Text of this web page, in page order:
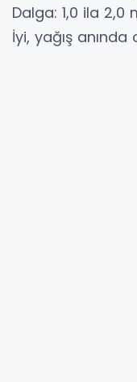
Dalga: 1,0 ila 2,0
İyi, yağış anında